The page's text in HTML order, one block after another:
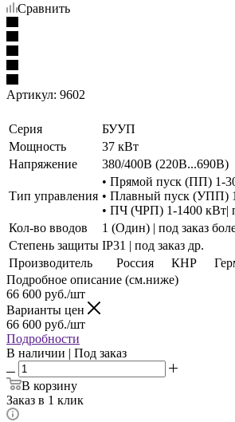
Сравнить
Артикул: 9602
Серия
БУУП
Мощность
37 кВт
Напряжение
380/400В (220В...690В)
Тип управления
• Прямой пуск (ПП) 1-
• Плавный пуск (УПП)
• ПЧ (ЧРП) 1-1400 кВт|
Кол-во вводов
1 (Один) | под заказ
Степень защиты IP31 | под заказ др.
Производитель
Россия КНР
Подробное описание (см.ниже)
66 600 руб./шт
Варианты цен
66 600 руб./шт
Подробности
В наличии | Под заказ
В корзину
Заказ в 1 клик